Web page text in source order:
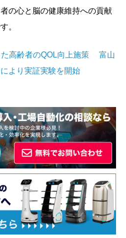
の心と脳の健康維持への貢献
。
た高齢者のQOL向上施策 富山
より実証実験を開始